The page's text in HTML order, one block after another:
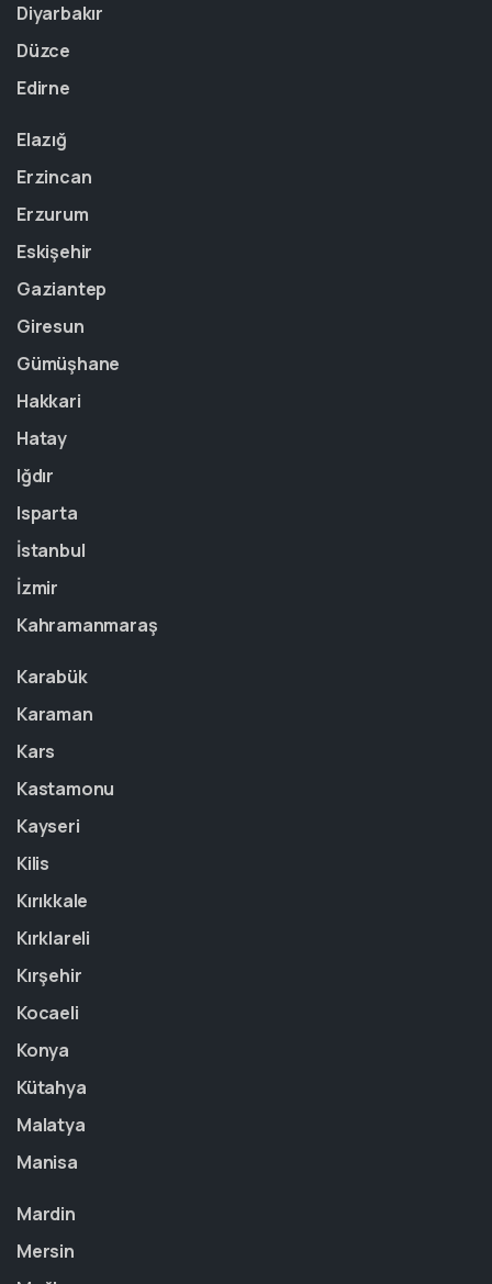
Diyarbakır
Düzce
Edirne
Elazığ
Erzincan
Erzurum
Eskişehir
Gaziantep
Giresun
Gümüşhane
Hakkari
Hatay
Iğdır
Isparta
İstanbul
İzmir
Kahramanmaraş
Karabük
Karaman
Kars
Kastamonu
Kayseri
Kilis
Kırıkkale
Kırklareli
Kırşehir
Kocaeli
Konya
Kütahya
Malatya
Manisa
Mardin
Mersin